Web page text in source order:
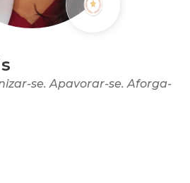
se. Apavorar-se. Aforga-